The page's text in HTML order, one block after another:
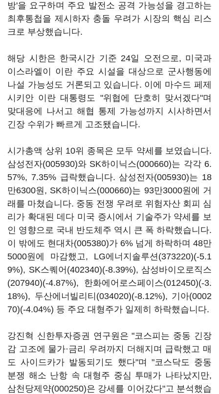
방'을 요구하며 주요 발전소 공격 가능성을 경고하는
최후통첩을 제시하자 충돌 우려가 시장의 핵심 리스
크로 부상했습니다.
해당 시한은 한국시간 기준 24일 오전으로, 미국과
이스라엘이 이란 주요 시설을 대상으로 군사행동에
나설 가능성도 거론되고 있습니다. 이에 마수드 페제
시키안 이란 대통령도 "위협에 단호히 맞서겠다"며
맞대응에 나서고 해협 통제 가능성까지 시사하면서
긴장 수위가 빠르게 고조됐습니다.
시가총액 상위 10위 종목은 모두 약세를 보였습니다.
삼성전자(005930)와 SK하이닉스(000660)는 각각 6.
57%, 7.35% 급락했습니다. 삼성전자(005930)는 18
만6300원, SK하이닉스(000660)는 93만3000원에 거
래를 마쳤습니다. 중동 전쟁 우려로 위험자산 회피 심
리가 확대된 데다 미국 증시에서 기술주가 약세를 보
인 영향으로 국내 반도체주 역시 큰 폭 하락했습니다.
이 밖에도 현대차(005380)가 6% 넘게 하락하며 48만
5000원에 마감했고, LG에너지솔루션(373220)(-5.1
9%), SK스퀘어(402340)(-8.39%), 삼성바이오로직스
(207940)(-4.87%), 한화에어로스페이스(012450)(-3.
18%), 두산에너빌리티(034020)(-8.12%), 기아(0002
70)(-4.04%) 등 주요 대형주가 일제히 하락했습니다.
강진혁 신한투자증권 연구원은 "코스피는 중동 긴장
감 고조에 물가·금리 우려까지 더해지며 급락했고 매
도 사이드카가 발동되기도 했다"며 "코스닥도 중동
분쟁 해소 난항 속 대형주 중심 투매가 나타났지만,
삼천당제약(000250)은 강세를 이어갔다"고 분석했습